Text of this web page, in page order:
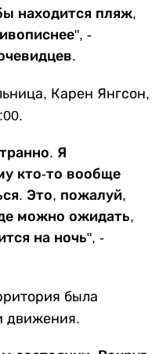
находится пляж,
-
Карен Янгсон,
Я
кто-то вообще
Это, пожалуй,
можно ожидать,
на ночь", -
была
движения.